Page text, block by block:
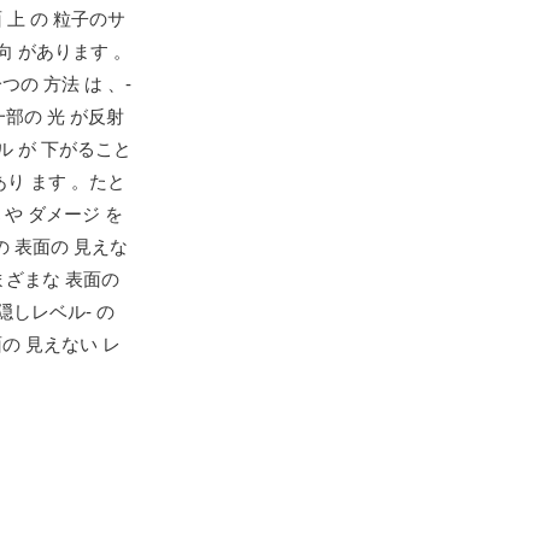
上 の 粒子のサ
があります 。
の 方法 は 、-
部の 光 が反射
が 下がること
ます 。たと
ダメージ を
表面の 見えな
ざまな 表面の
しレベル- の
見えない レ